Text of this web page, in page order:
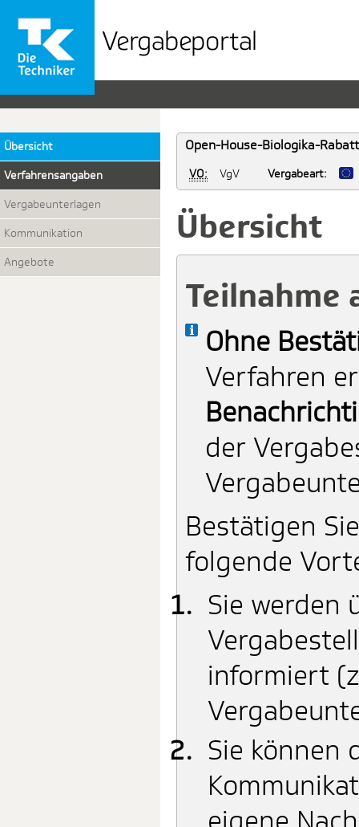
Vergabeportal
der
TK
Übersicht
Verfahrensangaben
Vergabeunterlagen
Kommunikation
Angebote
Open-House-Biologika-
VO: VgV Vergabeart:
Übersicht
Teilnahme
Info
Ohne
Verfahren
der
Bestätigen
folgende
Sie werden
informiert
Sie können